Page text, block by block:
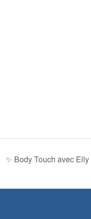
✨ Body Touch avec Elly